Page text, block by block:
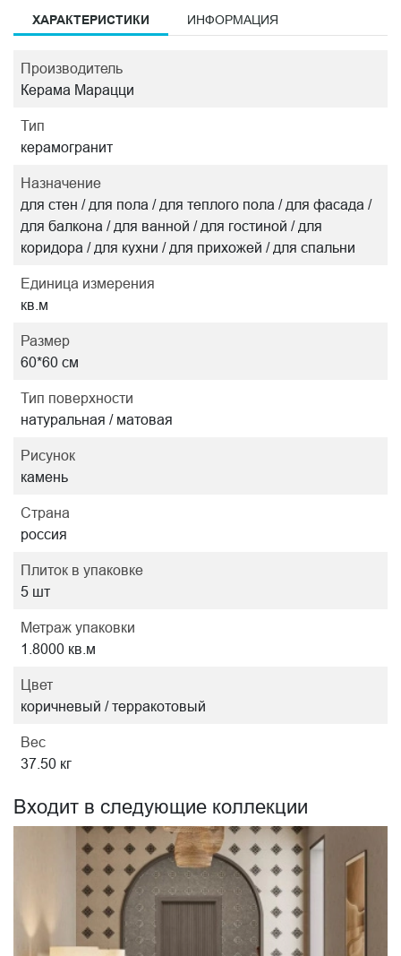
ХАРАКТЕРИСТИКИ ИНФОРМАЦИЯ
Производитель
Керама Марацци
Тип
керамогранит
Назначение
для стен / для пола / для теплого пола / для фасада /
для балкона / для ванной / для гостиной / для
коридора / для кухни / для прихожей / для спальни
Единица измерения
кв.м
Размер
60*60 см
Тип поверхности
натуральная / матовая
Рисунок
камень
Страна
россия
Плиток в упаковке
5 шт
Метраж упаковки
1.8000 кв.м
Цвет
коричневый / терракотовый
Вес
37.50 кг
Входит в следующие коллекции